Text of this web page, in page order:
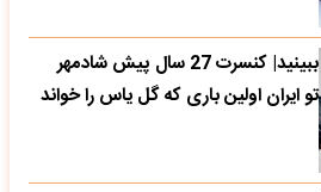
ببینید| کنسرت 27 سال پیش شادمهر
تو ایران اولین باری که گل یاس را خواند